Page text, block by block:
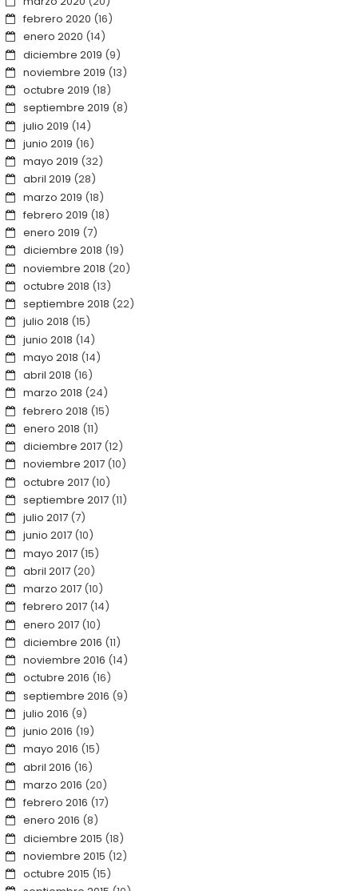
febrero 2020 (16)
enero 2020 (14)
diciembre 2019 (9)
noviembre 2019 (13)
octubre 2019 (18)
septiembre 2019 (8)
julio 2019 (14)
junio 2019 (16)
mayo 2019 (32)
abril 2019 (28)
marzo 2019 (18)
febrero 2019 (18)
enero 2019 (7)
diciembre 2018 (19)
noviembre 2018 (20)
octubre 2018 (13)
septiembre 2018 (22)
julio 2018 (15)
junio 2018 (14)
mayo 2018 (14)
abril 2018 (16)
marzo 2018 (24)
febrero 2018 (15)
enero 2018 (11)
diciembre 2017(12)
noviembre 2017(10)
octubre 2017(10)
septiembre 2017(11)
julio 2017(7)
junio 2017(10)
mayo 2017(15)
abril 2017(20)
marzo 2017(10)
febrero 2017(14)
enero 2017(10)
diciembre 2016 (11)
noviembre 2016 (14)
octubre 2016 (16)
septiembre 2016 (9)
julio 2016 (9)
junio 2016 (19)
mayo 2016 (15)
abril 2016 (16)
marzo 2016 (20)
febrero 2016 (17)
enero 2016 (8)
diciembre 2015 (18)
noviembre 2015 (12)
octubre 2015 (15)